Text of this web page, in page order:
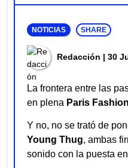
NOTICIAS SHARE
Redacción | 30
La frontera entre las
en plena Paris
Y no, no se trató de
Young Thug, ambas
sonido con la puesta